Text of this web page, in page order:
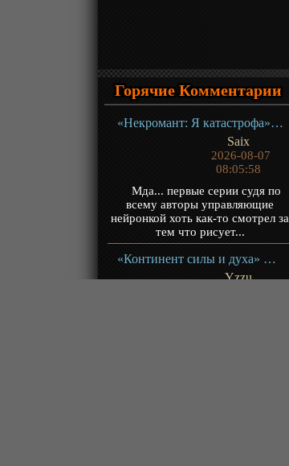
Горячие Комментарии
«Некромант: Я катастрофа» ТВ-1
Saix
2026-08-07
08:05:58
Мда... первые серии судя по
всему авторы управляющие
нейронкой хоть как-то смотрел за
тем что рисует...
«Континент силы и духа» ТВ-1
Yzzu